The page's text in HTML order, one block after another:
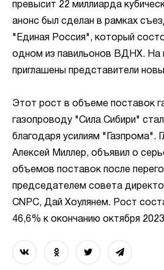
превысит 22 миллиарда
анонс был сделан в рамках
"Единая Россия", который
одном из павильонов ВДНХ. На
приглашены представители
Этот рост в объеме поставок
газопроводу "Сила Сибири"
благодаря усилиям "Газпрома".
Алексей Миллер, объявил о
объемов поставок после
председателем совета
CNPC, Дай Хоулянем. Рост
46,6% к окончанию октября